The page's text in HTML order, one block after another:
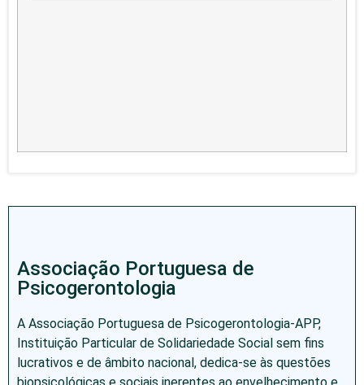
Associação Portuguesa de
Psicogerontologia
A Associação Portuguesa de Psicogerontologia-APP,
Instituição Particular de Solidariedade Social sem fins
lucrativos e de âmbito nacional, dedica-se às questões